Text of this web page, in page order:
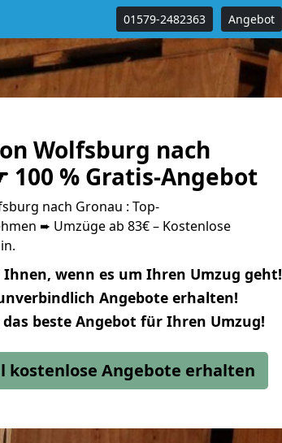
01579-2482363 Angebot
Wolfsburg nach
100 % Gratis-Angebot
nach Gronau : Top-
➨ Umzüge ab 83€ – Kostenlose
wenn es um Ihren Umzug geht!
Angebote erhalten!
das beste Angebot für Ihren Umzug!
kostenlose Angebote erhalten